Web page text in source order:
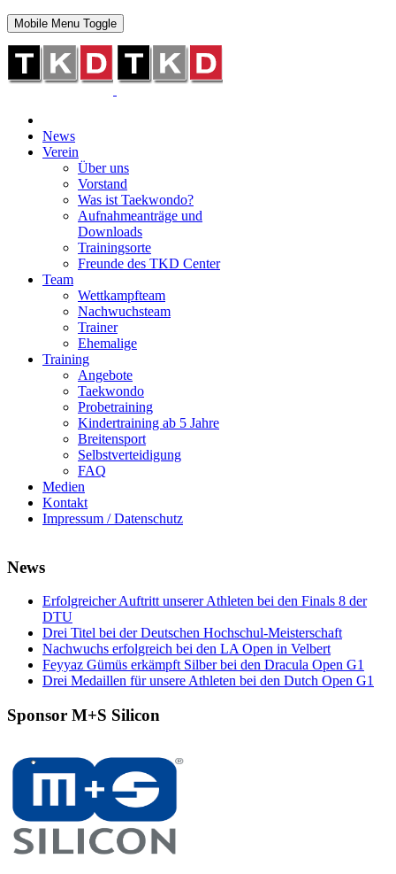
Mobile Menu Toggle
News
Verein
Über uns
Vorstand
Was ist Taekwondo?
Aufnahmeanträge und
Downloads
Trainingsorte
Freunde des TKD Center
Team
Wettkampfteam
Nachwuchsteam
Trainer
Ehemalige
Training
Angebote
Taekwondo
Probetraining
Kindertraining ab 5 Jahre
Breitensport
Selbstverteidigung
FAQ
Medien
Kontakt
Impressum / Datenschutz
News
Erfolgreicher Auftritt unserer Athleten bei den Finals 8 der
DTU
Drei Titel bei der Deutschen Hochschul-Meisterschaft
Nachwuchs erfolgreich bei den LA Open in Velbert
Feyyaz Gümüs erkämpft Silber bei den Dracula Open G1
Drei Medaillen für unsere Athleten bei den Dutch Open G1
Sponsor M+S Silicon